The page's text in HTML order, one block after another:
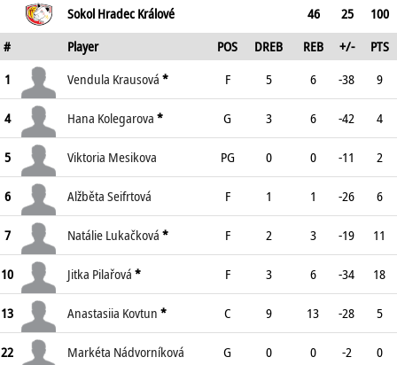
Sokol Hradec Králové 46 25
100
#
Player POS DREB REB +/-
PTS
1
Vendula Krausová * F 5 6 -38 9
4 Hana Kolegarova * G 3 6 -42 4
5 Viktoria Mesikova PG 0 0 -11 2
6 Alžběta Seifrtová F 1 1 -26 6
7 Natálie Lukačková * F 2 3 -19 11
10 Jitka Pilařová * F 3 6 -34 18
13 Anastasiia Kovtun * C 9 13 -28 5
22 Markéta Nádvorníková G 0 0 -2 0